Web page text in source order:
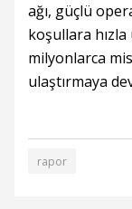
ağı, güçlü
koşullara
milyonlarca
ulaştırmaya
rapor